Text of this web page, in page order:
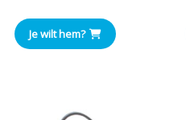
Je wilt hem?